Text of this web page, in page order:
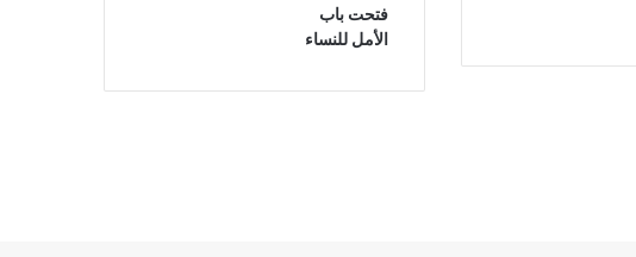
فتحت باب
الأمل للنساء